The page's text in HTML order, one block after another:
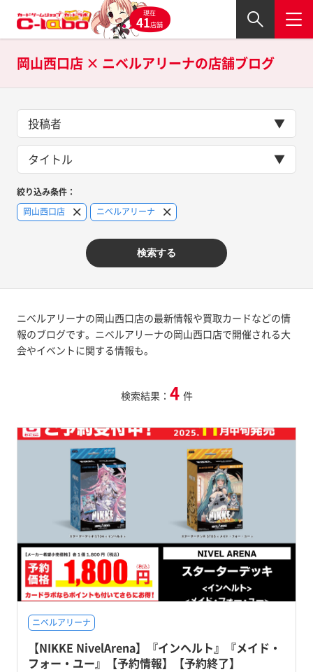
現在
41店舗
岡山西口店 × ニベルアリーナの店舗ブログ
投稿者
タイトル
絞り込み条件：
岡山西口店
ニベルアリーナ
検索する
ニベルアリーナの岡山西口店の最新情報や買取カードなどの情
報のブログです。ニベルアリーナの岡山西口店で開催される大
会やイベントに関する情報も。
検索結果： 4 件
ニベルアリーナ
【NIKKE NivelArena】『インヘルト』『メイド・
フォー・ユー』【予約情報】【予約終了】